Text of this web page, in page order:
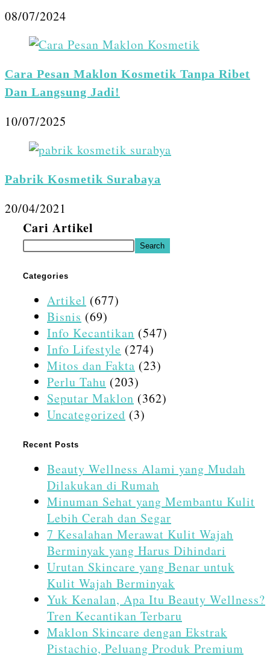
08/07/2024
Cara Pesan Maklon Kosmetik Tanpa Ribet
Dan Langsung Jadi!
10/07/2025
Pabrik Kosmetik Surabaya
20/04/2021
Cari Artikel
Search
Categories
Artikel (677)
Bisnis (69)
Info Kecantikan (547)
Info Lifestyle (274)
Mitos dan Fakta (23)
Perlu Tahu (203)
Seputar Maklon (362)
Uncategorized (3)
Recent Posts
Beauty Wellness Alami yang Mudah
Dilakukan di Rumah
Minuman Sehat yang Membantu Kulit
Lebih Cerah dan Segar
7 Kesalahan Merawat Kulit Wajah
Berminyak yang Harus Dihindari
Urutan Skincare yang Benar untuk
Kulit Wajah Berminyak
Yuk Kenalan, Apa Itu Beauty Wellness?
Tren Kecantikan Terbaru
Maklon Skincare dengan Ekstrak
Pistachio, Peluang Produk Premium